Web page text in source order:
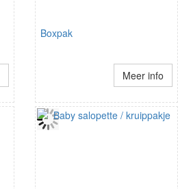
Boxpak
Meer info